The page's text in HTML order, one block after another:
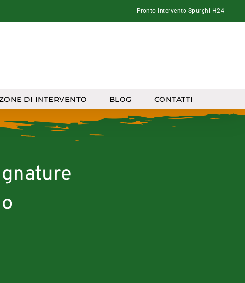
Pronto Intervento Spurghi H24
DI INTERVENTO BLOG CONTATTI